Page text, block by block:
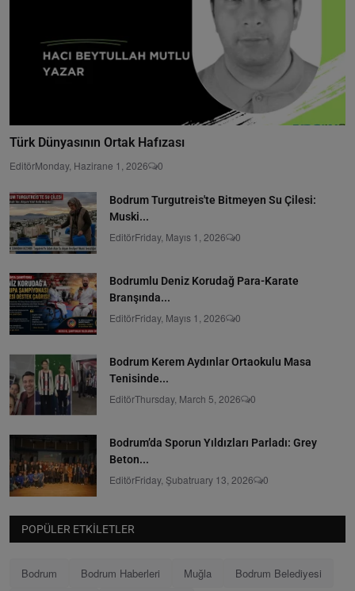
Türk Dünyasının Ortak Hafızası
EditörMonday, Hazirane 1, 2026 0
Bodrum Turgutreis'te Bitmeyen Su Çilesi:
Muski...
EditörFriday, Mayıs 1, 2026 0
Bodrumlu Deniz Korudağ Para-Karate
Branşında...
EditörFriday, Mayıs 1, 2026 0
Bodrum Kerem Aydınlar Ortaokulu Masa
Tenisinde...
EditörThursday, March 5, 2026 0
Bodrum’da Sporun Yıldızları Parladı: Grey
Beton...
EditörFriday, Şubatruary 13, 2026 0
POPÜLER ETKILETLER
Bodrum Bodrum Haberleri Muğla
Bodrum Belediyesi